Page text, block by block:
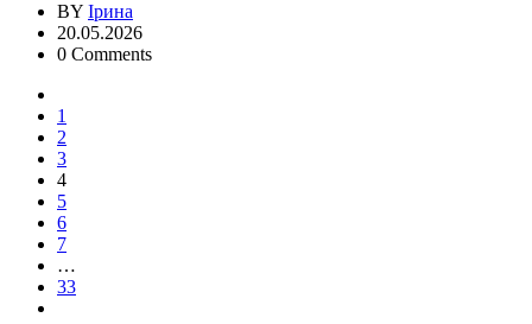
BY Ірина
20.05.2026
0 Comments
1
2
3
4
5
6
7
…
33